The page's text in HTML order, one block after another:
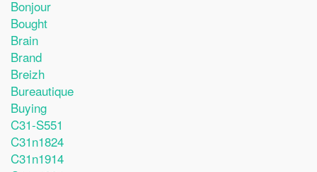
Bonjour
Bought
Brain
Brand
Breizh
Bureautique
Buying
C31-S551
C31n1824
C31n1914